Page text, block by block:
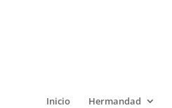
Inicio Hermandad